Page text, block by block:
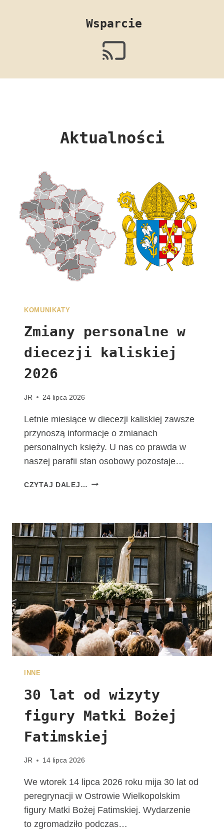
Wsparcie
Aktualności
KOMUNIKATY
Zmiany personalne w
diecezji kaliskiej
2026
JR 24 lipca 2026
Letnie miesiące w diecezji kaliskiej zawsze
przynoszą informacje o zmianach
personalnych księży. U nas co prawda w
naszej parafii stan osobowy pozostaje…
CZYTAJ DALEJ… Z
Y
P
S
O
N
A
L
N
E
E
C
Z
A
L
S
K
INNE
30 lat od wizyty
figury Matki Bożej
Fatimskiej
JR 14 lipca 2026
We wtorek 14 lipca 2026 roku mija 30 lat od
peregrynacji w Ostrowie Wielkopolskim
figury Matki Bożej Fatimskiej. Wydarzenie
to zgromadziło podczas…